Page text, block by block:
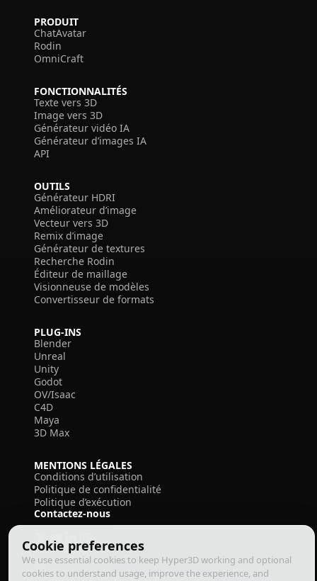
Cookie preferences
We use essential cookies to keep Hyper3D working and optional
cookies to understand usage, improve the experience, and
PRODUIT
ChatAvatar
Rodin
OmniCraft
FONCTIONNALITÉS
Texte vers 3D
Image vers 3D
Générateur vidéo IA
Générateur d’images IA
API
OUTILS
Générateur HDRI
Améliorateur d’image
Vecteur vers 3D
Remix d’image
Générateur de textures
Recherche Rodin
Éditeur de maillage
Visionneuse de modèles
Convertisseur de formats
PLUG-INS
Blender
Unreal
Unity
Godot
OV/Isaac
C4D
Maya
3D Max
MENTIONS LÉGALES
Conditions d’utilisation
Politique de confidentialité
Politique d’exécution
Contactez-nous